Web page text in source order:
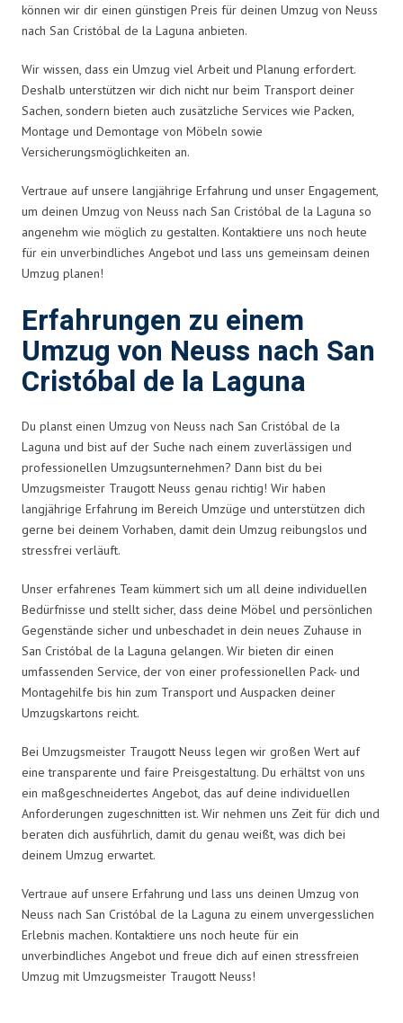
können wir dir einen günstigen Preis für deinen Umzug von Neuss
nach San Cristóbal de la Laguna anbieten.
Wir wissen, dass ein Umzug viel Arbeit und Planung erfordert.
Deshalb unterstützen wir dich nicht nur beim Transport deiner
Sachen, sondern bieten auch zusätzliche Services wie Packen,
Montage und Demontage von Möbeln sowie
Versicherungsmöglichkeiten an.
Vertraue auf unsere langjährige Erfahrung und unser Engagement,
um deinen Umzug von Neuss nach San Cristóbal de la Laguna so
angenehm wie möglich zu gestalten. Kontaktiere uns noch heute
für ein unverbindliches Angebot und lass uns gemeinsam deinen
Umzug planen!
Erfahrungen zu einem
Umzug von Neuss nach San
Cristóbal de la Laguna
Du planst einen Umzug von Neuss nach San Cristóbal de la
Laguna und bist auf der Suche nach einem zuverlässigen und
professionellen Umzugsunternehmen? Dann bist du bei
Umzugsmeister Traugott Neuss genau richtig! Wir haben
langjährige Erfahrung im Bereich Umzüge und unterstützen dich
gerne bei deinem Vorhaben, damit dein Umzug reibungslos und
stressfrei verläuft.
Unser erfahrenes Team kümmert sich um all deine individuellen
Bedürfnisse und stellt sicher, dass deine Möbel und persönlichen
Gegenstände sicher und unbeschadet in dein neues Zuhause in
San Cristóbal de la Laguna gelangen. Wir bieten dir einen
umfassenden Service, der von einer professionellen Pack- und
Montagehilfe bis hin zum Transport und Auspacken deiner
Umzugskartons reicht.
Bei Umzugsmeister Traugott Neuss legen wir großen Wert auf
eine transparente und faire Preisgestaltung. Du erhältst von uns
ein maßgeschneidertes Angebot, das auf deine individuellen
Anforderungen zugeschnitten ist. Wir nehmen uns Zeit für dich und
beraten dich ausführlich, damit du genau weißt, was dich bei
deinem Umzug erwartet.
Vertraue auf unsere Erfahrung und lass uns deinen Umzug von
Neuss nach San Cristóbal de la Laguna zu einem unvergesslichen
Erlebnis machen. Kontaktiere uns noch heute für ein
unverbindliches Angebot und freue dich auf einen stressfreien
Umzug mit Umzugsmeister Traugott Neuss!